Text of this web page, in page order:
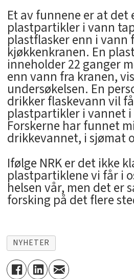
Et av funnene er at det
plastpartikler i vann
plastflasker enn i vann
kjøkkenkranen. En
inneholder 22 ganger
enn vann fra kranen,
undersøkelsen. En
drikker flaskevann vil
plastpartikler i vannet
Forskerne har funnet
drikkevannet, i sjømat
Ifølge NRK er det ikke
plastpartiklene vi får i
helsen vår, men det er
forsking på det flere
NYHETER